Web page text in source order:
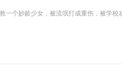
一个妙龄少女，被流氓打成重伤，被学